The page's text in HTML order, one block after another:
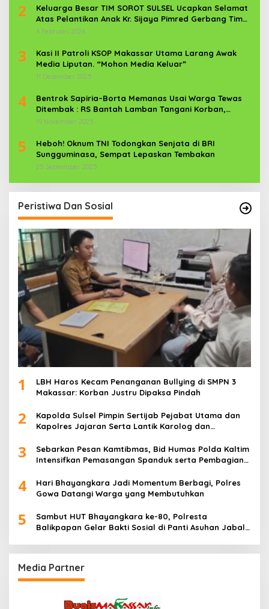
2
Keluarga Besar TIM SOROT SULSEL Ucapkan Selamat
Atas Pelantikan Anak Kr. Sijaya Pimred Gerbang Timur
News Com Sebagai Prajurit TNI
4 Februari 2026
3
Kasi II Patroli KSOP Makassar Utama Larang Awak
Media Liputan. “Mohon Media Keluar”
11 Desember 2025
4
Bentrok Sapiria–Borta Memanas Usai Warga Tewas
Ditembak : RS Bantah Lamban Tangani Korban,
Aparat TNI-POLRI Dikerahkan
19 November 2025
5
Heboh! Oknum TNI Todongkan Senjata di BRI
Sungguminasa, Sempat Lepaskan Tembakan
25 September 2025
Peristiwa Dan Sosial
1
LBH Haros Kecam Penanganan Bullying di SMPN 3
Makassar: Korban Justru Dipaksa Pindah
2
Kapolda Sulsel Pimpin Sertijab Pejabat Utama dan
Kapolres Jajaran Serta Lantik Karolog dan
3
Sebarkan Pesan Kamtibmas, Bid Humas Polda Kaltim
Intensifkan Pemasangan Spanduk serta Pembagian
4
Hari Bhayangkara Jadi Momentum Berbagi, Polres
Gowa Datangi Warga yang Membutuhkan
5
Sambut HUT Bhayangkara ke-80, Polresta
Balikpapan Gelar Bakti Sosial di Panti Asuhan Jabal
Media Partner